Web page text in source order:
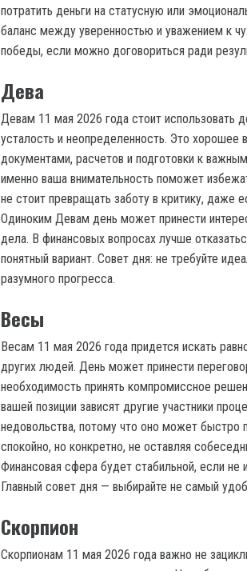
потратить деньги на статусную или
баланс между уверенностью и уважением к
победы, если можно договориться ради
Дева
Девам 11 мая 2026 года стоит использовать
усталость и неопределенность. Это хорошее
документами, расчетов и подготовки к
именно ваша внимательность поможет
не стоит превращать заботу в критику, даже
Одиноким Девам день может принести
дела. В финансовых вопросах лучше
понятный вариант. Совет дня: не требуйте
разумного прогресса.
Весы
Весам 11 мая 2026 года придется искать
других людей. День может принести
необходимость принять компромиссное
вашей позиции зависят другие участники
недовольства, потому что оно может быстро
спокойно, но конкретно, не оставляя
Финансовая сфера будет стабильной, если не
Главный совет дня — выбирайте не самый
Скорпион
Скорпионам 11 мая 2026 года важно не